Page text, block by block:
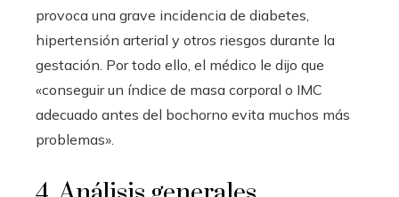
provoca una grave incidencia de diabetes,
hipertensión arterial y otros riesgos durante la
gestación. Por todo ello, el médico le dijo que
«conseguir un índice de masa corporal o IMC
adecuado antes del bochorno evita muchos más
problemas».